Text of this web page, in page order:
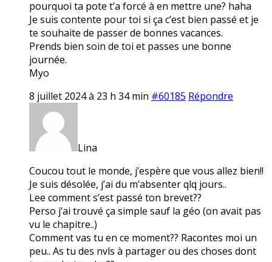
pourquoi ta pote t’a forcé à en mettre une? haha
Je suis contente pour toi si ça c’est bien passé et je
te souhaite de passer de bonnes vacances.
Prends bien soin de toi et passes une bonne
journée.
Myo
8 juillet 2024 à 23 h 34 min #60185 Répondre
Lina
Coucou tout le monde, j’espère que vous allez bien!!
Je suis désolée, j’ai du m’absenter qlq jours..
Lee comment s’est passé ton brevet??
Perso j’ai trouvé ça simple sauf la géo (on avait pas
vu le chapitre..)
Comment vas tu en ce moment?? Racontes moi un
peu.. As tu des nvls à partager ou des choses dont